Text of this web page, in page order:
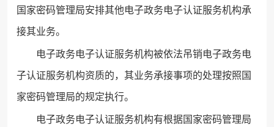
国家密码管理局安排其他电子政务电子认证服务机构承
接其业务。
电子政务电子认证服务机构被依法吊销电子政务电
子认证服务机构资质的，其业务承接事项的处理按照国
家密码管理局的规定执行。
电子政务电子认证服务机构有根据国家密码管理局